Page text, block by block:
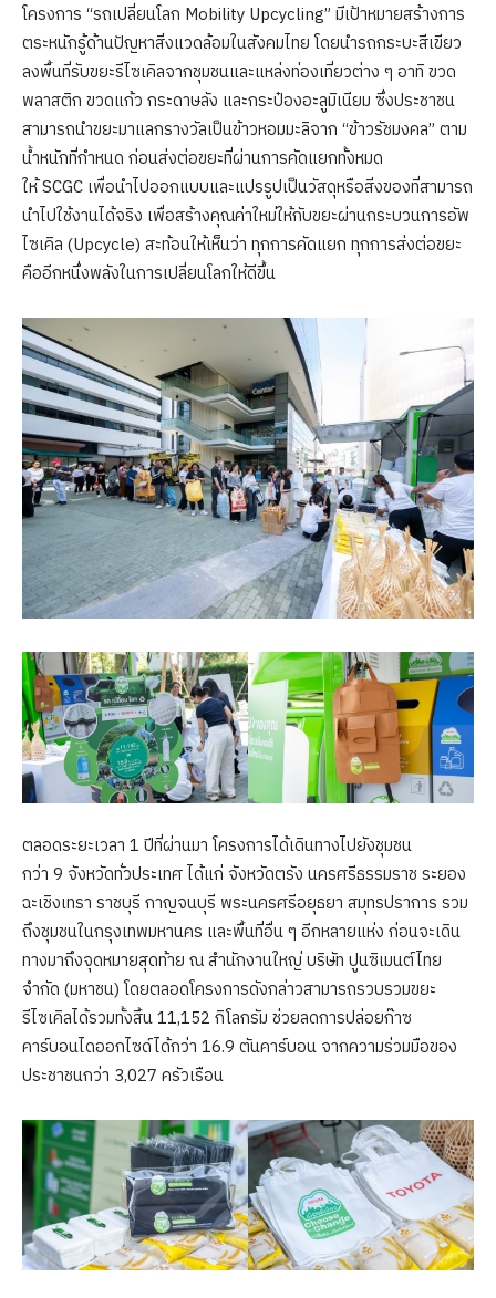
โครงการ “รถเปลี่ยนโลก Mobility Upcycling” มีเป้าหมายสร้างการ
ตระหนักรู้ด้านปัญหาสิ่งแวดล้อมในสังคมไทย โดยนำรถกระบะสีเขียว
ลงพื้นที่รับขยะรีไซเคิลจากชุมชนและแหล่งท่องเที่ยวต่าง ๆ อาทิ ขวด
พลาสติก ขวดแก้ว กระดาษลัง และกระป๋องอะลูมิเนียม ซึ่งประชาชน
สามารถนำขยะมาแลกรางวัลเป็นข้าวหอมมะลิจาก “ข้าวรัชมงคล” ตาม
น้ำหนักที่กำหนด ก่อนส่งต่อขยะที่ผ่านการคัดแยกทั้งหมด
ให้ SCGC เพื่อนำไปออกแบบและแปรรูปเป็นวัสดุหรือสิ่งของที่สามารถ
นำไปใช้งานได้จริง เพื่อสร้างคุณค่าใหม่ให้กับขยะผ่านกระบวนการอัพ
ไซเคิล (Upcycle) สะท้อนให้เห็นว่า ทุกการคัดแยก ทุกการส่งต่อขยะ
คืออีกหนึ่งพลังในการเปลี่ยนโลกให้ดีขึ้น
ตลอดระยะเวลา 1 ปีที่ผ่านมา โครงการได้เดินทางไปยังชุมชน
กว่า 9 จังหวัดทั่วประเทศ ได้แก่ จังหวัดตรัง นครศรีธรรมราช ระยอง
ฉะเชิงเทรา ราชบุรี กาญจนบุรี พระนครศรีอยุธยา สมุทรปราการ รวม
ถึงชุมชนในกรุงเทพมหานคร และพื้นที่อื่น ๆ อีกหลายแห่ง ก่อนจะเดิน
ทางมาถึงจุดหมายสุดท้าย ณ สำนักงานใหญ่ บริษัท ปูนซิเมนต์ไทย
จำกัด (มหาชน) โดยตลอดโครงการดังกล่าวสามารถรวบรวมขยะ
รีไซเคิลได้รวมทั้งสิ้น 11,152 กิโลกรัม ช่วยลดการปล่อยก๊าซ
คาร์บอนไดออกไซด์ได้กว่า 16.9 ตันคาร์บอน จากความร่วมมือของ
ประชาชนกว่า 3,027 ครัวเรือน